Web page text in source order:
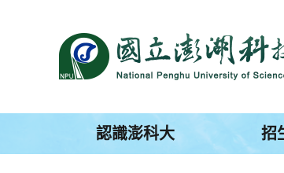
區
認識澎科大 招